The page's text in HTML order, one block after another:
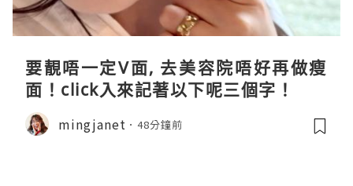
要靚唔一定V面, 去美容院唔好再做瘦
面！click入來記著以下呢三個字！
mingjanet 48分鐘前